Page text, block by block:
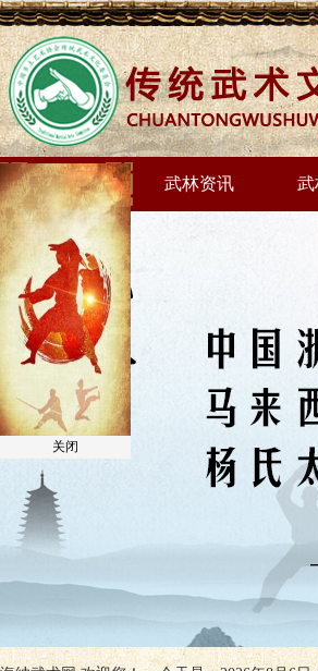
网站首页 武林资讯 武
关闭